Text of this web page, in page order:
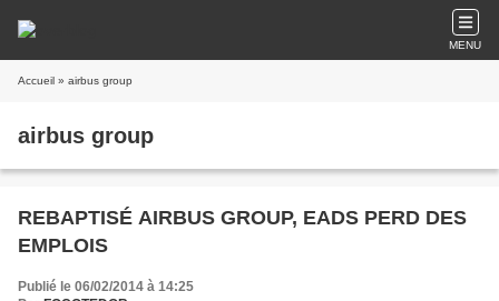
MENU
Accueil » airbus group
airbus group
REBAPTISÉ AIRBUS GROUP, EADS PERD DES
EMPLOIS
Publié le 06/02/2014 à 14:25